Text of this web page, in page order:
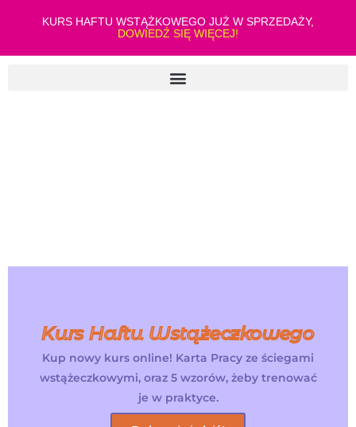
KURS HAFTU WSTĄŻKOWEGO JUŻ W SPRZEDAŻY,
DOWIEDŹ SIĘ WIĘCEJ!
Kurs Haftu Wstążeczkowego
Kup nowy kurs online! Karta Pracy ze ściegami
wstążeczkowymi, oraz 5 wzorów, żeby trenować
je w praktyce.